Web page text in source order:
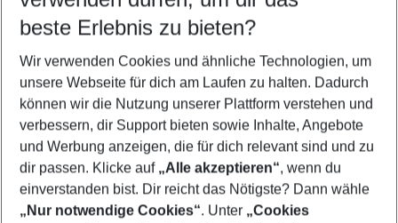
5-8 Nächte
2 Erwachsene Keine Kinder
Mehr Filter anzeigen
beste Erlebnis zu bieten?
Wir verwenden Cookies und ähnliche Technologien, um
unsere Webseite für dich am Laufen zu halten. Dadurch
können wir die Nutzung unserer Plattform verstehen und
verbessern, dir Support bieten sowie Inhalte, Angebote
und Werbung anzeigen, die für dich relevant sind und zu
dir passen. Klicke auf „Alle akzeptieren“, wenn du
einverstanden bist. Dir reicht das Nötigste? Dann wähle
„Nur notwendige Cookies“. Unter „Cookies